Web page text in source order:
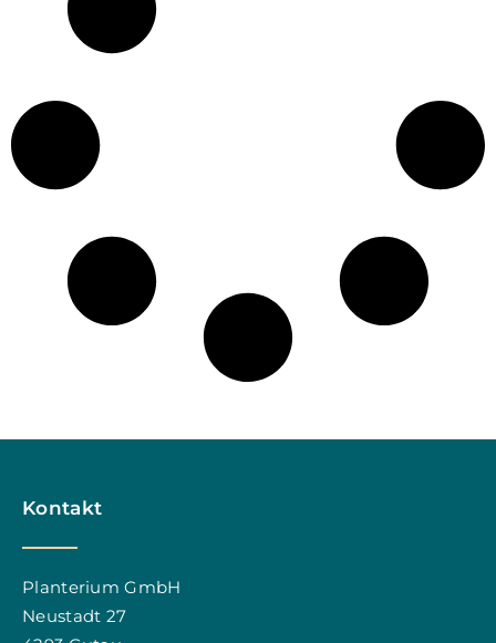
Kontakt
Planterium GmbH
Neustadt 27